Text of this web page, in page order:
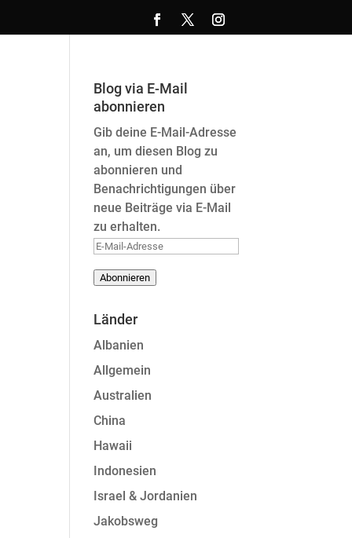
Blog via E-Mail
abonnieren
Gib deine E-Mail-Adresse
an, um diesen Blog zu
abonnieren und
Benachrichtigungen über
neue Beiträge via E-Mail
zu erhalten.
E-
Adresse
Abonnieren
Länder
Albanien
Allgemein
Australien
China
Hawaii
Indonesien
Israel & Jordanien
Jakobsweg